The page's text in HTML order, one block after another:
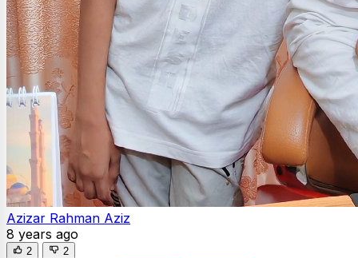
Azizar Rahman Aziz
8 years ago
2 2